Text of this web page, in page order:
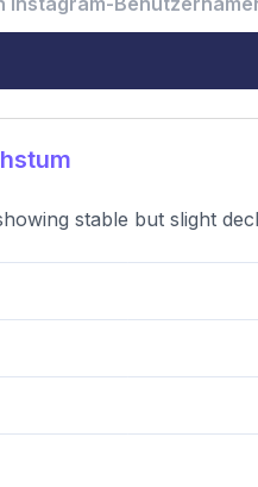
stable but slight